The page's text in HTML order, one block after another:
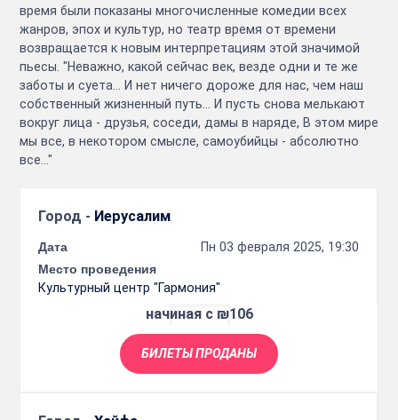
время были показаны многочисленные комедии всех
жанров, эпох и культур, но театр время от времени
возвращается к новым интерпретациям этой значимой
пьесы. "Неважно, какой сейчас век, везде одни и те же
заботы и суета... И нет ничего дороже для нас, чем наш
собственный жизненный путь... И пусть снова мелькают
вокруг лица - друзья, соседи, дамы в наряде, В этом мире
мы все, в некотором смысле, самоубийцы - абсолютно
все..."
Город - Иерусалим
Дата
Пн 03 февраля 2025, 19:30
Место проведения
Культурный центр "Гармония"
начиная с ₪106
БИЛЕТЫ ПРОДАНЫ